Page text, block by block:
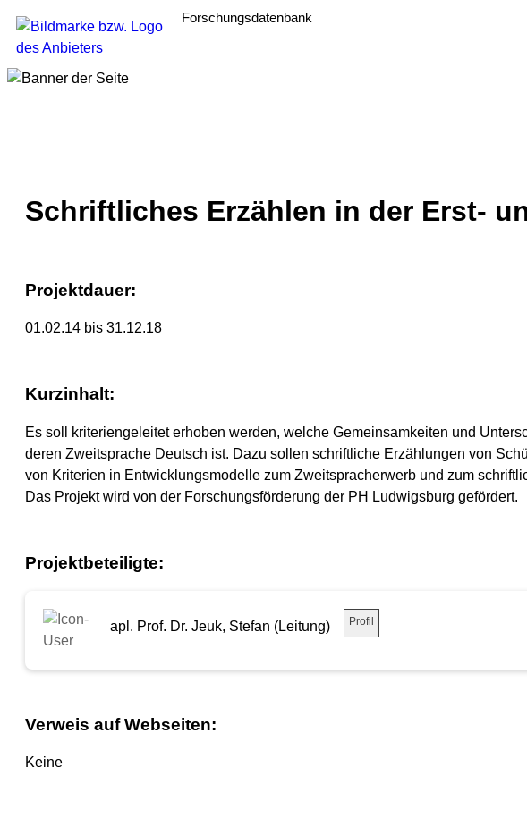
Forschungsdatenbank
Schriftliches Erzählen in der Erst-
Projektdauer:
01.02.14 bis 31.12.18
Kurzinhalt:
Es soll kriteriengeleitet erhoben werden, welche Gemeinsamkeiten und
deren Zweitsprache Deutsch ist. Dazu sollen schriftliche Erzählungen von
von Kriterien in Entwicklungsmodelle zum Zweitspracherwerb und zum
Das Projekt wird von der Forschungsförderung der PH Ludwigsburg gefördert.
Projektbeteiligte:
apl. Prof. Dr. Jeuk, Stefan (Leitung) Profil
Verweis auf Webseiten:
Keine